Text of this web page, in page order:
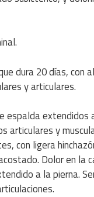
dura 20 días, con
y articulares.
espalda extendidos
articulares y
con ligera
Dolor en la
a la pierna.